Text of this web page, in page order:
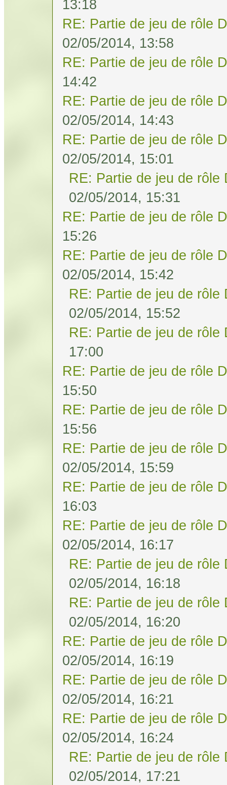
13:18
RE: Partie de jeu de rôle
02/05/2014, 13:58
RE: Partie de jeu de rôle
14:42
RE: Partie de jeu de rôle
02/05/2014, 14:43
RE: Partie de jeu de rôle
02/05/2014, 15:01
RE: Partie de jeu de rôle
02/05/2014, 15:31
RE: Partie de jeu de rôle
15:26
RE: Partie de jeu de rôle
02/05/2014, 15:42
RE: Partie de jeu de rôle
02/05/2014, 15:52
RE: Partie de jeu de rôle
17:00
RE: Partie de jeu de rôle
15:50
RE: Partie de jeu de rôle
15:56
RE: Partie de jeu de rôle
02/05/2014, 15:59
RE: Partie de jeu de rôle
16:03
RE: Partie de jeu de rôle
02/05/2014, 16:17
RE: Partie de jeu de rôle
02/05/2014, 16:18
RE: Partie de jeu de rôle
02/05/2014, 16:20
RE: Partie de jeu de rôle
02/05/2014, 16:19
RE: Partie de jeu de rôle
02/05/2014, 16:21
RE: Partie de jeu de rôle
02/05/2014, 16:24
RE: Partie de jeu de rôle
02/05/2014, 17:21